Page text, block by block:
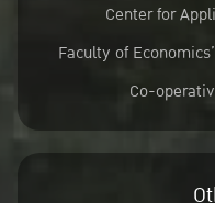
Center for
Faculty of
Co-